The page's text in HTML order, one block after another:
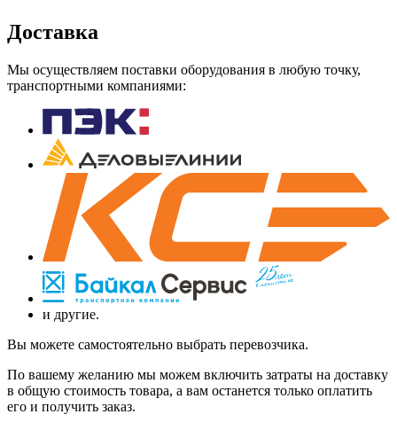
Доставка
Мы осуществляем поставки оборудования в любую точку,
транспортными компаниями:
и другие.
Вы можете самостоятельно выбрать перевозчика.
По вашему желанию мы можем включить затраты на доставку
в общую стоимость товара, а вам останется только оплатить
его и получить заказ.